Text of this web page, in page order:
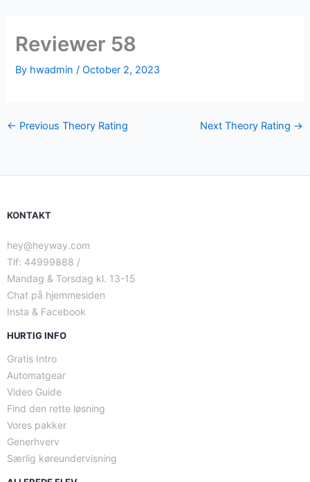
Reviewer 58
By hwadmin/October 2, 2023
← Previous Theory Rating Next Theory Rating →
KONTAKT
hey@heyway.com
Tlf: 44999888 /
Mandag & Torsdag kl. 13-15
Chat på hjemmesiden
Insta & Facebook
HURTIG INFO
Gratis Intro
Automatgear
Video Guide
Find den rette løsning
Vores pakker
Generhverv
Særlig køreundervisning